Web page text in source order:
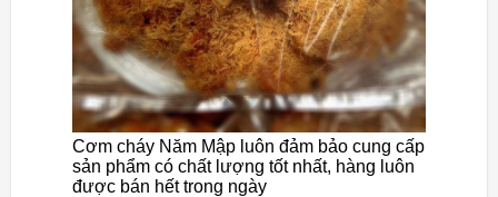
Cơm cháy Năm Mập luôn đảm bảo cung cấp
sản phẩm có chất lượng tốt nhất, hàng luôn
được bán hết trong ngày